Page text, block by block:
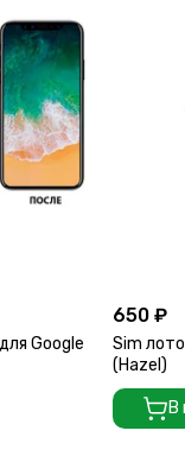
Google
650 ₽
Sim
(Hazel)
В